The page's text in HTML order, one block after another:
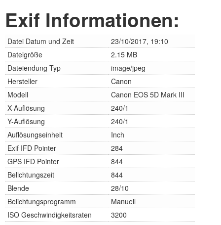
Exif Informationen:
Datei Datum und Zeit
23/10/2017, 19:10
Dateigröße
2.15 MB
Dateiendung Typ
image/jpeg
Hersteller
Canon
Modell
Canon EOS 5D Mark III
X-Auflösung
240/1
Y-Auflösung
240/1
Auflösungseinheit
Inch
Exif IFD Pointer
284
GPS IFD Pointer
844
Belichtungszeit
844
Blende
28/10
Belichtungsprogramm
Manuell
ISO Geschwindigkeitsraten
3200